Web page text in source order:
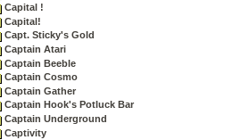
Capital !
Capital!
Capt. Sticky's Gold
Captain Atari
Captain Beeble
Captain Cosmo
Captain Gather
Captain Hook's Potluck Bar
Captain Underground
Captivity